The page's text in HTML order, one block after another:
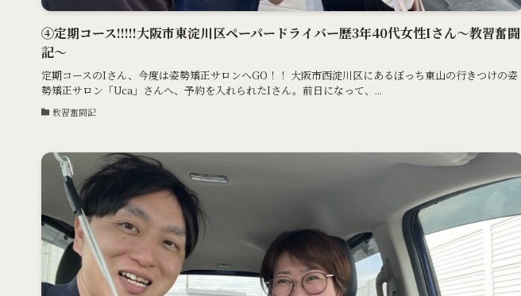
④定期コース!!!!!大阪市東淀川区ペーパードライバー歴3年40代女性Iさん〜教習奮闘
記〜
定期コースのIさん、今度は姿勢矯正サロンへGO！！ 大阪市西淀川区にあるぼっち東山の行きつけの姿
勢矯正サロン「Uca」さんへ、予約を入れられたIさん。前日になって、...
教習奮闘記